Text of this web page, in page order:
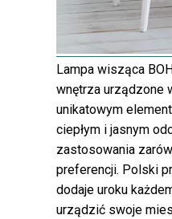
Lampa wisząca
wnętrza urządzone
unikatowym
ciepłym i jasnym
zastosowania
preferencji. Polski
dodaje uroku
urządzić swoje